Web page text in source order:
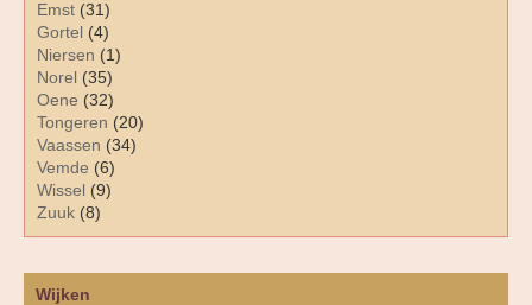
Emst (31)
Gortel (4)
Niersen (1)
Norel (35)
Oene (32)
Tongeren (20)
Vaassen (34)
Vemde (6)
Wissel (9)
Zuuk (8)
Wijken